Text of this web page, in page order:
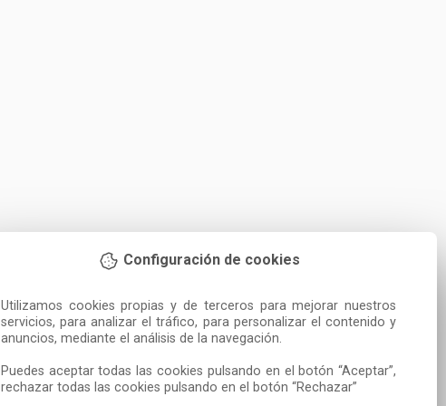
Configuración de cookies
Utilizamos cookies propias y de terceros para mejorar nuestros
servicios, para analizar el tráfico, para personalizar el contenido y
anuncios, mediante el análisis de la navegación.
Puedes aceptar todas las cookies pulsando en el botón “Aceptar”,
rechazar todas las cookies pulsando en el botón “Rechazar”